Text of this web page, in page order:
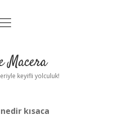
Uyarı
Macera
keyifli yolculuk!
kısaca